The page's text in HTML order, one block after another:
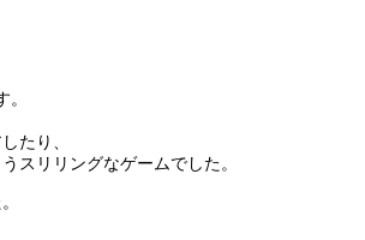
たり、
スリリングなゲームでした。